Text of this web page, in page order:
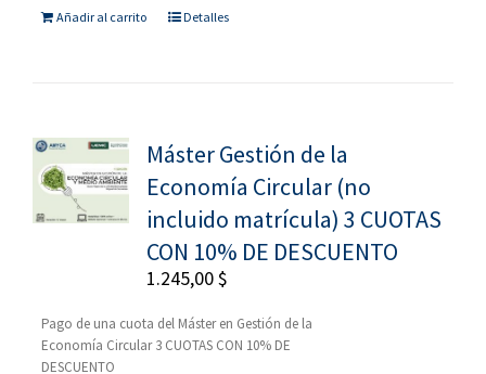
Añadir al carrito Detalles
Máster Gestión de la
Economía Circular (no
incluido matrícula) 3 CUOTAS
CON 10% DE DESCUENTO
1.245,00$
Pago de una cuota del Máster en Gestión de la
Economía Circular 3 CUOTAS CON 10% DE
DESCUENTO